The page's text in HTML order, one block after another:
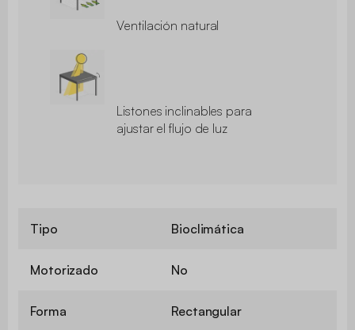
Ventilación natural
Listones inclinables para
ajustar el flujo de luz
Tipo Bioclimática
Motorizado No
Forma Rectangular